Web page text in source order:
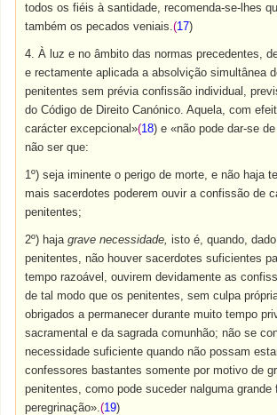
todos os fiéis à santidade, recomenda-se-lhes
também os pecados veniais.(17)
4. À luz e no âmbito das normas precedentes,
e rectamente aplicada a absolvição simultânea
penitentes sem prévia confissão individual,
do Código de Direito Canónico. Aquela, com
carácter excepcional»(18) e «não pode dar-se
não ser que:
1º) seja iminente o perigo de morte, e não haja
mais sacerdotes poderem ouvir a confissão de
penitentes;
2º) hajagrave necessidade, isto é, quando,
penitentes, não houver sacerdotes suficientes
tempo razoável, ouvirem devidamente as
de tal modo que os penitentes, sem culpa
obrigados a permanecer durante muito tempo
sacramental e da sagrada comunhão; não se
necessidade suficiente quando não possam
confessores bastantes somente por motivo de
penitentes, como pode suceder nalguma grande
peregrinação».(19)